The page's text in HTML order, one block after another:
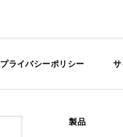
プライバシーポリシー
製品